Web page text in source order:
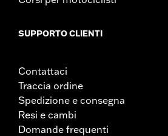
SUPPORTO CLIENTI
Contattaci
Traccia ordine
Spedizione e consegna
Resi e cambi
Domande frequenti